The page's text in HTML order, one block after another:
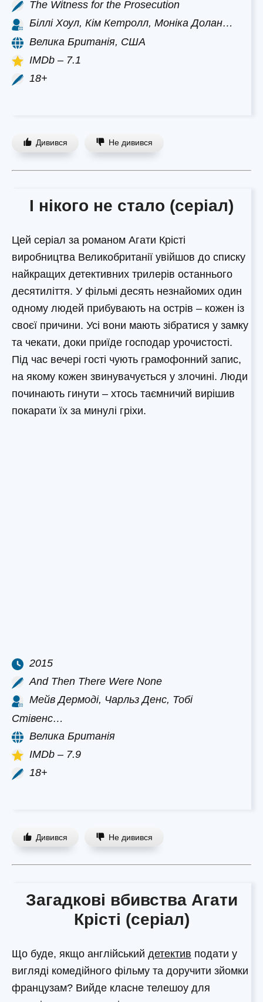
The Witness for the Prosecution
Біллі Хоул, Кім Кетролл, Моніка Долан…
Велика Британія, США
IMDb – 7.1
18+
Дивився Не дивився
І нікого не стало (серіал)
Цей серіал за романом Агати Крісті
виробництва Великобританії увійшов до списку
найкращих детективних трилерів останнього
десятиліття. У фільмі десять незнайомих один
одному людей прибувають на острів – кожен із
своєї причини. Усі вони мають зібратися у замку
та чекати, доки приїде господар урочистості.
Під час вечері гості чують грамофонний запис,
на якому кожен звинувачується у злочині. Люди
починають гинути – хтось таємничий вирішив
покарати їх за минулі гріхи.
2015
And Then There Were None
Мейв Дермоді, Чарльз Денс, Тобі
Стівенс…
Велика Британія
IMDb – 7.9
18+
Дивився Не дивився
Загадкові вбивства Агати
Крісті (серіал)
Що буде, якщо англійський детектив подати у
вигляді комедійного фільму та доручити зйомки
французам? Вийде класне телешоу для